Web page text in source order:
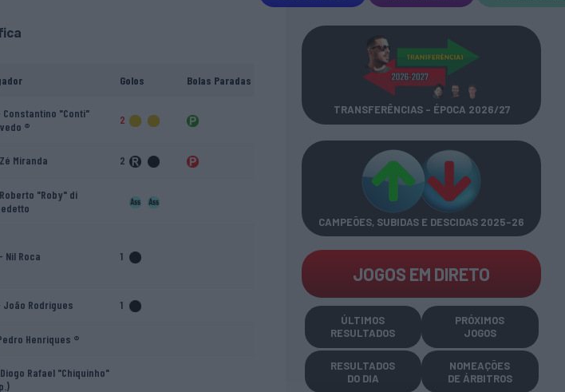
Golos Bolas Paradas
Constantino "Conti"
®
2
Miranda 2
"Roby" di
Nil Roca 1
João Rodrigues 1
Henriques ®
Rafael "Chiquinho"
TRANSFERÊNCIAS - ÉPOCA 2026/27
CAMPEÕES, SUBIDAS E DESCIDAS 2025-26
JOGOS EM DIRETO
ÚLTIMOS
RESULTADOS
PRÓXIMOS
JOGOS
RESULTADOS
DO DIA
NOMEAÇÕES
DE ÁRBITROS